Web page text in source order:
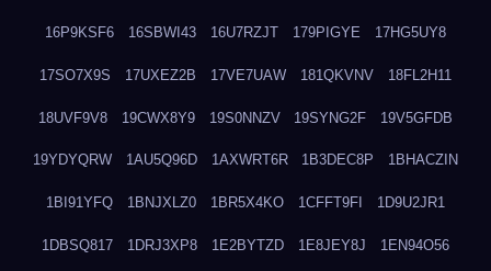
16P9KSF6 16SBWI43 16U7RZJT 179PIGYE 17HG5UY8
17SO7X9S 17UXEZ2B 17VE7UAW 181QKVNV 18FL2H11
18UVF9V8 19CWX8Y9 19S0NNZV 19SYNG2F 19V5GFDB
19YDYQRW 1AU5Q96D 1AXWRT6R 1B3DEC8P 1BHACZIN
1BI91YFQ 1BNJXLZ0 1BR5X4KO 1CFFT9FI 1D9U2JR1
1DBSQ817 1DRJ3XP8 1E2BYTZD 1E8JEY8J 1EN94O56